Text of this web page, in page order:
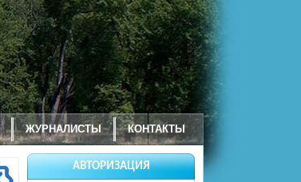
ЖУРНАЛИСТЫ КОНТАКТЫ
АВТОРИЗАЦИЯ